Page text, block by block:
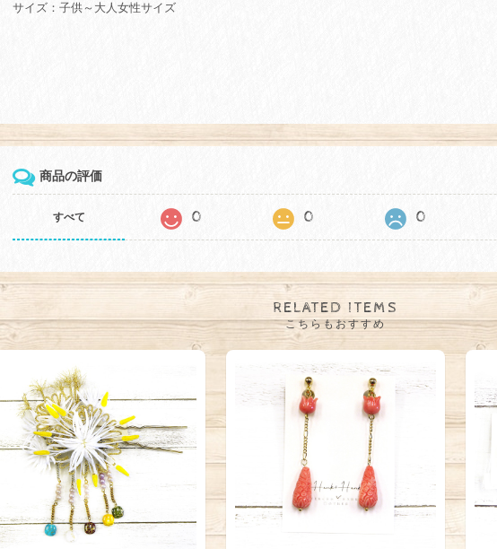
サイズ：子供～大人女性サイズ
商品の評価
すべて 0 0 0
RELATED ITEMS
こちらもおすすめ